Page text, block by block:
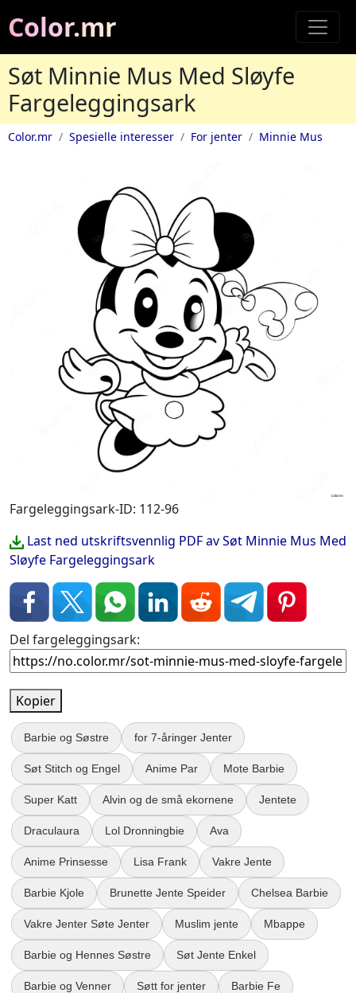
Color.mr
Søt Minnie Mus Med Sløyfe
Fargeleggingsark
Color.mr Spesielle interesser For jenter Minnie Mus
Fargeleggingsark-ID: 112-96
Last ned utskriftsvennlig PDF av Søt Minnie Mus Med
Sløyfe Fargeleggingsark
Del fargeleggingsark:
Kopier
Barbie og Søstre for 7-åringer Jenter
Søt Stitch og Engel Anime Par Mote Barbie
Super Katt Alvin og de små ekornene Jentete
Draculaura Lol Dronningbie Ava
Anime Prinsesse Lisa Frank Vakre Jente
Barbie Kjole Brunette Jente Speider Chelsea Barbie
Vakre Jenter Søte Jenter Muslim jente Mbappe
Barbie og Hennes Søstre Søt Jente Enkel
Barbie og Venner Søtt for jenter Barbie Fe